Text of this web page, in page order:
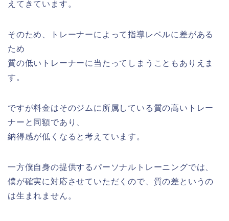
えてきています。
そのため、トレーナーによって指導レベルに差がある
ため
質の低いトレーナーに当たってしまうこともありえま
す。
ですが料金はそのジムに所属している質の高いトレー
ナーと同額であり、
納得感が低くなると考えています。
一方僕自身の提供するパーソナルトレーニングでは、
僕が確実に対応させていただくので、質の差というの
は生まれません。